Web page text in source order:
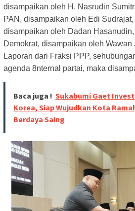
disampaikan oleh H. Nasrudin
PAN, disampaikan oleh Edi
disampaikan oleh Dadan
Demokrat, disampaikan oleh Wawan
Laporan dari Fraksi PPP,
agenda 8nternal partai, maka
Baca juga ! Sukabumi Gaet
Korea, Siap Wujudkan Kota
Berdaya Saing